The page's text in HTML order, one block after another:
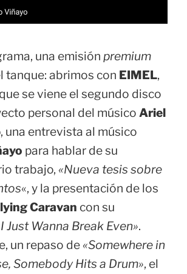
una emisión premium
tanque: abrimos con EIMEL,
se viene el segundo disco
personal del músico Ariel
una entrevista al músico
para hablar de su
trabajo, «Nueva tesis sobre
«, y la presentación de los
Caravan con su
Just Wanna Break Even».
un repaso de «Somewhere in
Somebody Hits a Drum», el